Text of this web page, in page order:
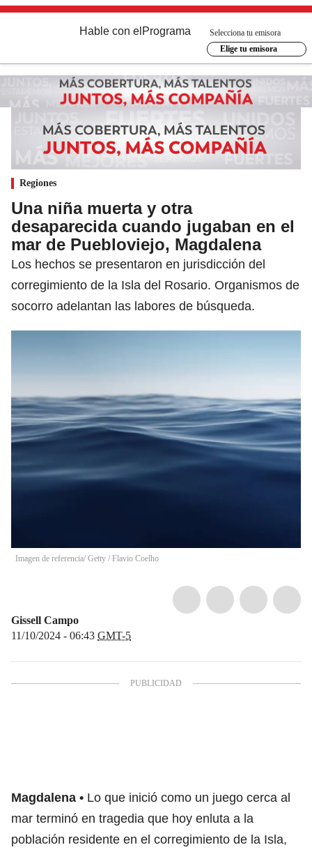
Hable con el Programa
Selecciona tu emisora
Elige tu emisora
Regiones
Una niña muerta y otra
desaparecida cuando jugaban en el
mar de Puebloviejo, Magdalena
Los hechos se presentaron en jurisdicción del
corregimiento de la Isla del Rosario. Organismos de
socorro adelantan las labores de búsqueda.
Imagen de referencia/ Getty / Flavio Coelho
Gissell Campo
11/10/2024 - 06:43 GMT-5
Magdalena
Lo que inició como un juego cerca al
mar terminó en tragedia que hoy enluta a la
población residente en el corregimiento de la Isla,